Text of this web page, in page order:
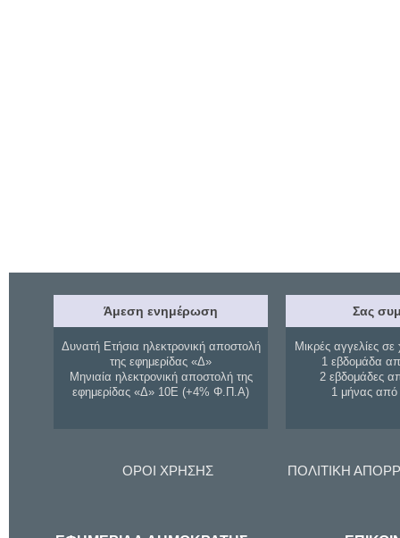
Άμεση ενημέρωση
Δυνατή Ετήσια ηλεκτρονική αποστολή
της εφημερίδας «Δ»
Μηνιαία ηλεκτρονική αποστολή της
εφημερίδας «Δ» 10Ε (+4% Φ.Π.Α)
Σας
Μικρές αγγελίες σε
1 εβδομάδα
2 εβδομάδες
1 μήνας
ΟΡΟΙ ΧΡΗΣΗΣ ΠΟΛΙΤΙΚΗ